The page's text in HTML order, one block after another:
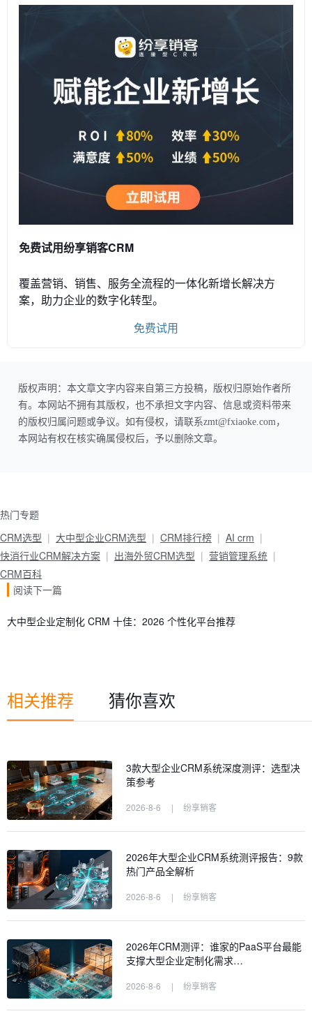
免费试用纷享销客CRM
覆盖营销、销售、服务全流程的一体化新增长解决方
案，助力企业的数字化转型。
免费试用
版权声明：本文章文字内容来自第三方投稿，版权归原始作者所
有。本网站不拥有其版权，也不承担文字内容、信息或资料带来
的版权归属问题或争议。如有侵权，请联系zmt@fxiaoke.com，
本网站有权在核实确属侵权后，予以删除文章。
热门专题
CRM选型
大中型企业CRM选型 CRM排行榜
AI crm
快消行业CRM解决方案
出海外贸CRM选型
营销管理系统
CRM百科
阅读下一篇
大中型企业定制化 CRM 十佳：2026 个性化平台推荐
相关推荐 猜你喜欢
3款大型企业CRM系统深度测评：选型决
策参考
2026-8-6 | 纷享销客
2026年大型企业CRM系统测评报告：9款
热门产品全解析
2026-8-6 | 纷享销客
2026年CRM测评：谁家的PaaS平台最能
支撑大型企业定制化需求…
2026-8-6 | 纷享销客